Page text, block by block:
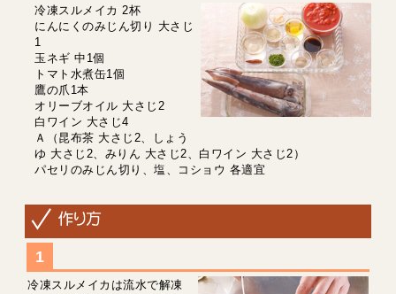
冷凍スルメイカ 2杯
にんにくのみじん切り 大さじ
1
玉ネギ 中1個
トマト水煮缶1個
鷹の爪1本
オリーブオイル 大さじ2
白ワイン 大さじ4
Ａ（昆布茶 大さじ2、しょう
ゆ 大さじ2、みりん 大さじ2、白ワイン 大さじ2）
パセリのみじん切り、塩、コショウ 各適宜
冷凍スルメイカは流水で解凍